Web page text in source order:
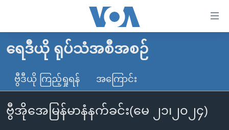
လွယ်ကူ
သည့်
Link
များ
မူလစာမျက်နှာ
မြန်မာ
ကမ္ဘာ့သတင်းများ
နိုင်ငံတကာ
ဗွီဒီယို
ရေဒီယို ရုပ်သံအစီအစဉ်
ဗွီဒီယို ကြည့်ရှုရန် အကြောင်း
ဗွီအိုအေမြန်မာနံနက်ခင်း(မေ ၂၁၊၂၀၂၄)